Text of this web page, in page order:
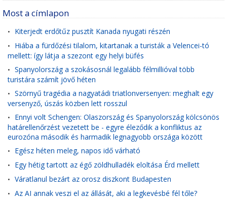
Most a címlapon
• Kiterjedt erdőtűz pusztít Kanada nyugati részén
• Hiába a fürdőzési tilalom, kitartanak a turisták a Velencei-tó
mellett: így látja a szezont egy helyi büfés
• Spanyolország a szokásosnál legalább félmillióval több
turistára számít jövő héten
• Szörnyű tragédia a nagyatádi triatlonversenyen: meghalt egy
versenyző, úszás közben lett rosszul
• Ennyi volt Schengen: Olaszország és Spanyolország kölcsönös
határellenőrzést vezetett be - egyre éleződik a konfliktus az
eurozóna második és harmadik legnagyobb országa között
• Egész héten meleg, napos idő várható
• Egy hétig tartott az égő zöldhulladék eloltása Érd mellett
• Váratlanul bezárt az orosz diszkont Budapesten
• Az AI annak veszi el az állását, aki a legkevésbé fél tőle?